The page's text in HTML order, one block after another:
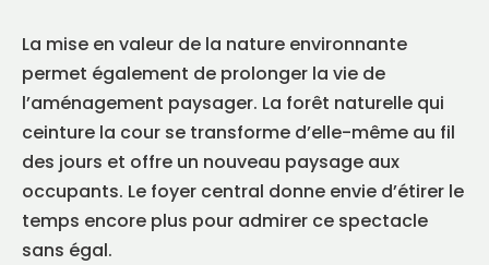
La mise en valeur de la nature environnante
permet également de prolonger la vie de
l’aménagement paysager. La forêt naturelle qui
ceinture la cour se transforme d’elle-même au fil
des jours et offre un nouveau paysage aux
occupants. Le foyer central donne envie d’étirer le
temps encore plus pour admirer ce spectacle
sans égal.